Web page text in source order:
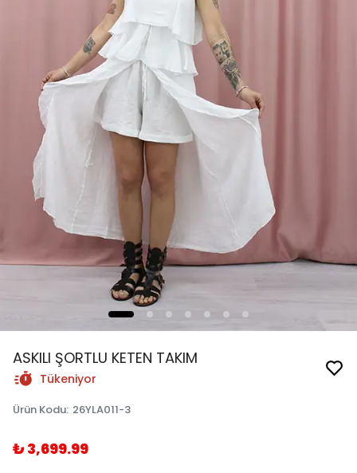
ASKILI ŞORTLU KETEN TAKIM
Tükeniyor
Ürün Kodu: 26YLA011-3
₺ 3,699.99